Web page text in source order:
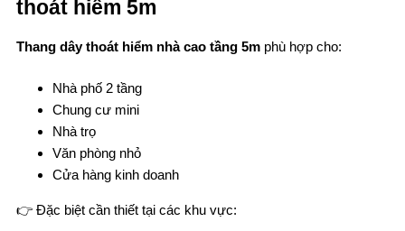
thoát hiểm 5m
Thang dây thoát hiểm nhà cao tầng 5m phù hợp cho:
Nhà phố 2 tầng
Chung cư mini
Nhà trọ
Văn phòng nhỏ
Cửa hàng kinh doanh
👉 Đặc biệt cần thiết tại các khu vực: